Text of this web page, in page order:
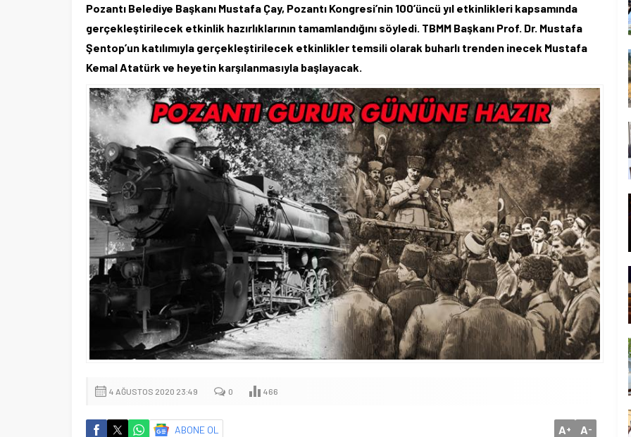
Pozantı Belediye Başkanı Mustafa Çay, Pozantı Kongresi’nin 100’üncü yıl etkinlikleri kapsamında
gerçekleştirilecek etkinlik hazırlıklarının tamamlandığını söyledi. TBMM Başkanı Prof. Dr. Mustafa
Şentop’un katılımıyla gerçekleştirilecek etkinlikler temsili olarak buharlı trenden inecek Mustafa
Kemal Atatürk ve heyetin karşılanmasıyla başlayacak.
4 AĞUSTOS 2020 23:49 0 466
ABONE OL A+ A-